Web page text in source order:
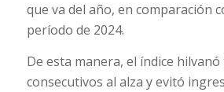
que va del año, en comparación
período de 2024.
De esta manera, el índice
consecutivos al alza y evitó